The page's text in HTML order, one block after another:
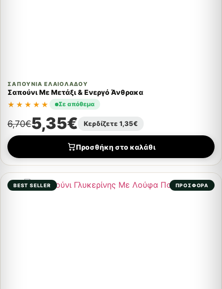
ΣΑΠΟΎΝΙΑ ΕΛΑΙΟΛΆΔΟΥ
Σαπούνι Με Μετάξι & Ενεργό Άνθρακα
★★★★★
Σε απόθεμα
6,70€5,35€ Κερδίζετε 1,35€
Προσθήκη στο καλάθι
BEST SELLER ΠΡΟΣΦΟΡΑ